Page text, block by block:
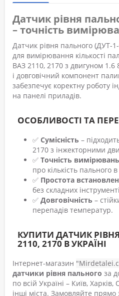
Датчик рівня
– точність
Датчик рівня пального
для вимірювання кількості
ВАЗ 2110, 2170 з двигуном 1.6
і довговічний компонент
забезпечує коректну роботу
на панелі приладів.
ОСОБЛИВОСТІ ТА
✅ Сумісність –
2170 з інжекторними
✅ Точність вимірювань
про кількість пального
✅ Простота
без складних
✅ Довговічність –
перепадів температур.
КУПИТИ ДАТЧИК
2110, 2170 В УКРАЇНІ
Інтернет-магазин
датчики рівня пального за
по всій Україні – Київ,
інші міста. Замовляйте прямо